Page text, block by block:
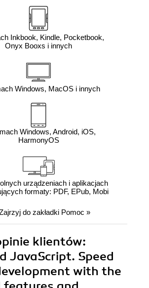
Inkbook, Kindle, Pocketbook,
Onyx Booxs i innych
Windows, MacOS i innych
Windows, Android, iOS,
HarmonyOS
urządzeniach i aplikacjach
formaty: PDF, EPub, Mobi
do zakładki Pomoc »
klientów:
JavaScript. Speed
with the